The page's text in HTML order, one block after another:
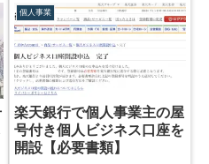
個人事業
楽天銀行で個人事業主の屋
号付き個人ビジネス口座を
開設【必要書類】